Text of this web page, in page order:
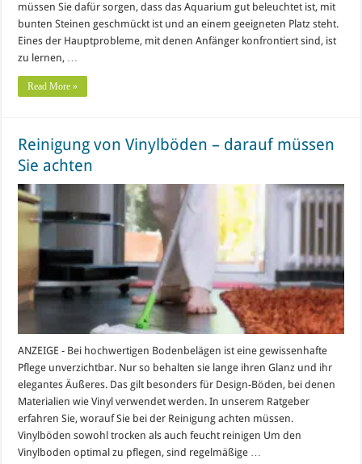
müssen Sie dafür sorgen, dass das Aquarium gut beleuchtet ist, mit
bunten Steinen geschmückt ist und an einem geeigneten Platz steht.
Eines der Hauptprobleme, mit denen Anfänger konfrontiert sind, ist
zu lernen, …
Read More »
Reinigung von Vinylböden – darauf müssen
Sie achten
ANZEIGE - Bei hochwertigen Bodenbelägen ist eine gewissenhafte
Pflege unverzichtbar. Nur so behalten sie lange ihren Glanz und ihr
elegantes Äußeres. Das gilt besonders für Design-Böden, bei denen
Materialien wie Vinyl verwendet werden. In unserem Ratgeber
erfahren Sie, worauf Sie bei der Reinigung achten müssen.
Vinylböden sowohl trocken als auch feucht reinigen Um den
Vinylboden optimal zu pflegen, sind regelmäßige …